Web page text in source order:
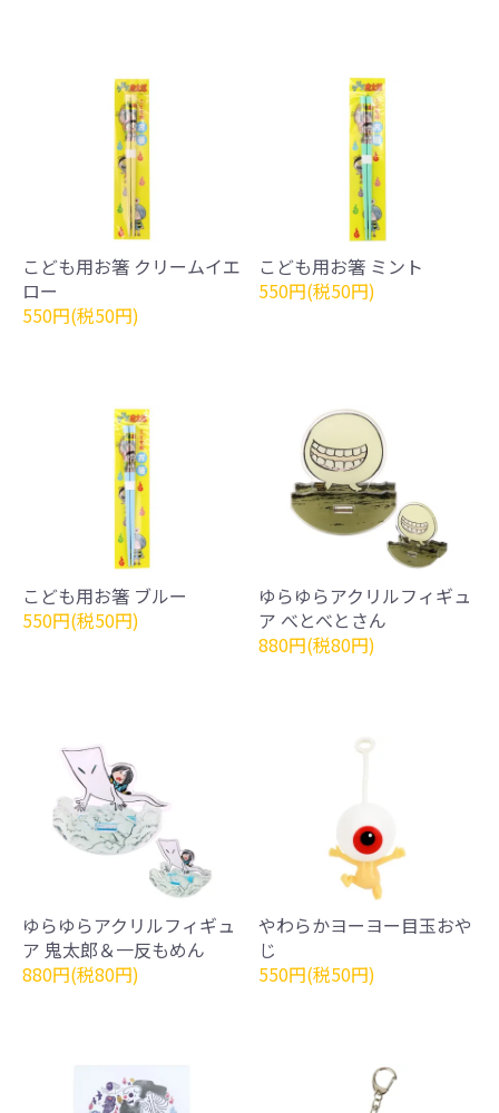
こども用お箸 クリームイエ
ロー
550円(税50円)
こども用お箸 ミント
550円(税50円)
こども用お箸 ブルー
550円(税50円)
ゆらゆらアクリルフィギュ
ア べとべとさん
880円(税80円)
ゆらゆらアクリルフィギュ
ア 鬼太郎＆一反もめん
880円(税80円)
やわらかヨーヨー目玉おや
じ
550円(税50円)